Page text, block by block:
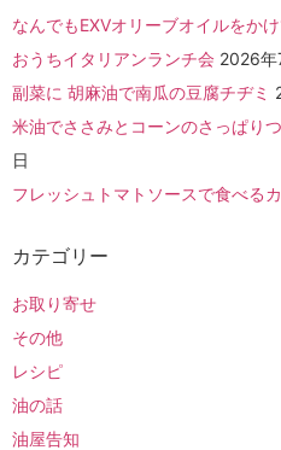
なんでもEXVオリーブオイルをか
おうちイタリアンランチ会 2026年
副菜に 胡麻油で南瓜の豆腐チヂミ
米油でささみとコーンのさっぱり
日
フレッシュトマトソースで食べる
カテゴリー
お取り寄せ
その他
レシピ
油の話
油屋告知